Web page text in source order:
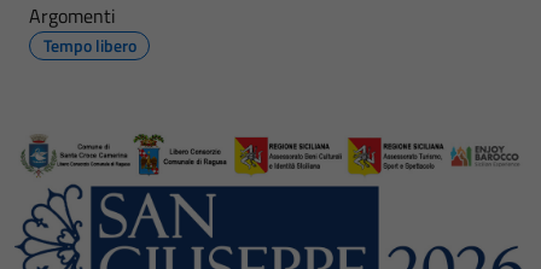
Argomenti
Tempo libero